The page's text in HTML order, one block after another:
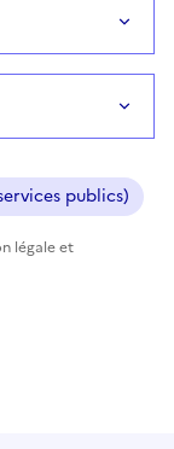
publics)
légale et